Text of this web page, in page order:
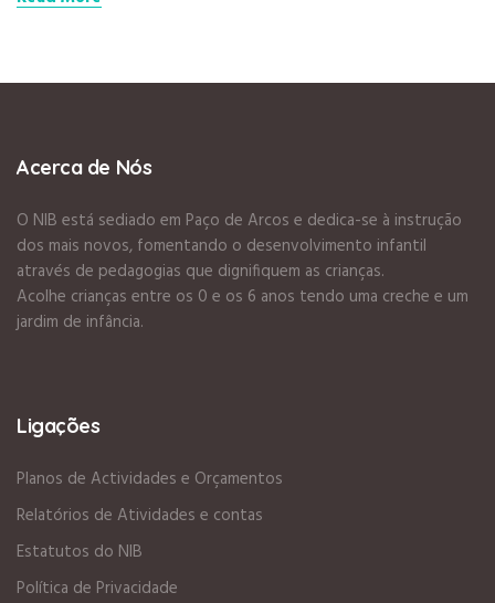
Acerca de Nós
O NIB está sediado em Paço de Arcos e dedica-se à instrução
dos mais novos, fomentando o desenvolvimento infantil
através de pedagogias que dignifiquem as crianças.
Acolhe crianças entre os 0 e os 6 anos tendo uma creche e um
jardim de infância.
Ligações
Planos de Actividades e Orçamentos
Relatórios de Atividades e contas
Estatutos do NIB
Política de Privacidade